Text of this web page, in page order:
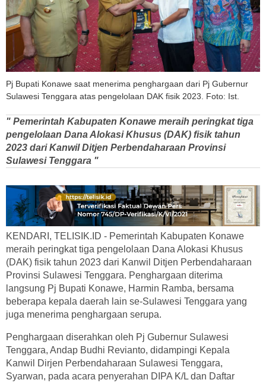
Pj Bupati Konawe saat menerima penghargaan dari Pj Gubernur
Sulawesi Tenggara atas pengelolaan DAK fisik 2023. Foto: Ist.
" Pemerintah Kabupaten Konawe meraih peringkat tiga
pengelolaan Dana Alokasi Khusus (DAK) fisik tahun
2023 dari Kanwil Ditjen Perbendaharaan Provinsi
Sulawesi Tenggara "
KENDARI, TELISIK.ID - Pemerintah Kabupaten Konawe
meraih peringkat tiga pengelolaan Dana Alokasi Khusus
(DAK) fisik tahun 2023 dari Kanwil Ditjen Perbendaharaan
Provinsi Sulawesi Tenggara. Penghargaan diterima
langsung Pj Bupati Konawe, Harmin Ramba, bersama
beberapa kepala daerah lain se-Sulawesi Tenggara yang
juga menerima penghargaan serupa.
Penghargaan diserahkan oleh Pj Gubernur Sulawesi
Tenggara, Andap Budhi Revianto, didampingi Kepala
Kanwil Dirjen Perbendaharaan Sulawesi Tenggara,
Syarwan, pada acara penyerahan DIPA K/L dan Daftar